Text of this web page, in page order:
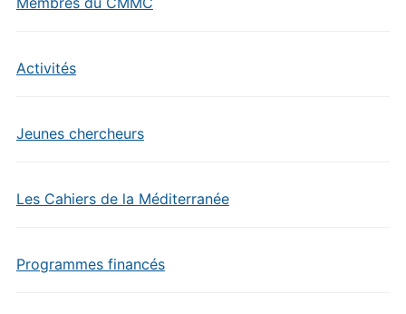
Activités
Jeunes chercheurs
Les Cahiers de la Méditerranée
Programmes financés